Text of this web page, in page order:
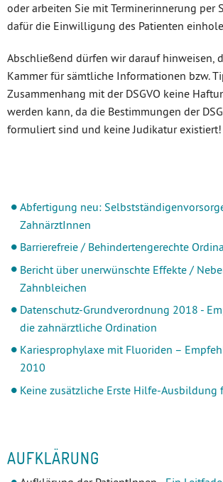
oder arbeiten Sie mit Terminerinnerung per
dafür die Einwilligung des Patienten
Abschließend dürfen wir darauf hinweisen,
Kammer für sämtliche Informationen bzw.
Zusammenhang mit der DSGVO keine
werden kann, da die Bestimmungen der
formuliert sind und keine Judikatur existiert!
Abfertigung neu:
ZahnärztInnen
Barrierefreie / Behindertengerechte
Bericht über unerwünschte Effekte /
Zahnbleichen
Datenschutz-Grundverordnung 2018 -
die zahnärztliche Ordination
Kariesprophylaxe mit Fluoriden –
2010
Keine zusätzliche Erste Hilfe-Ausbildung
AUFKLÄRUNG